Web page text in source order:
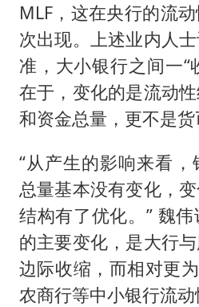
MLF，这在央行的流
次出现。上述业内人
准，大小银行之间一“
在于，变化的是流动
和资金总量，更不是货
“从产生的影响来看
总量基本没有变化，
结构有了优化。” 魏
的主要变化，是大行
边际收缩，而相对更为
农商行等中小银行流动